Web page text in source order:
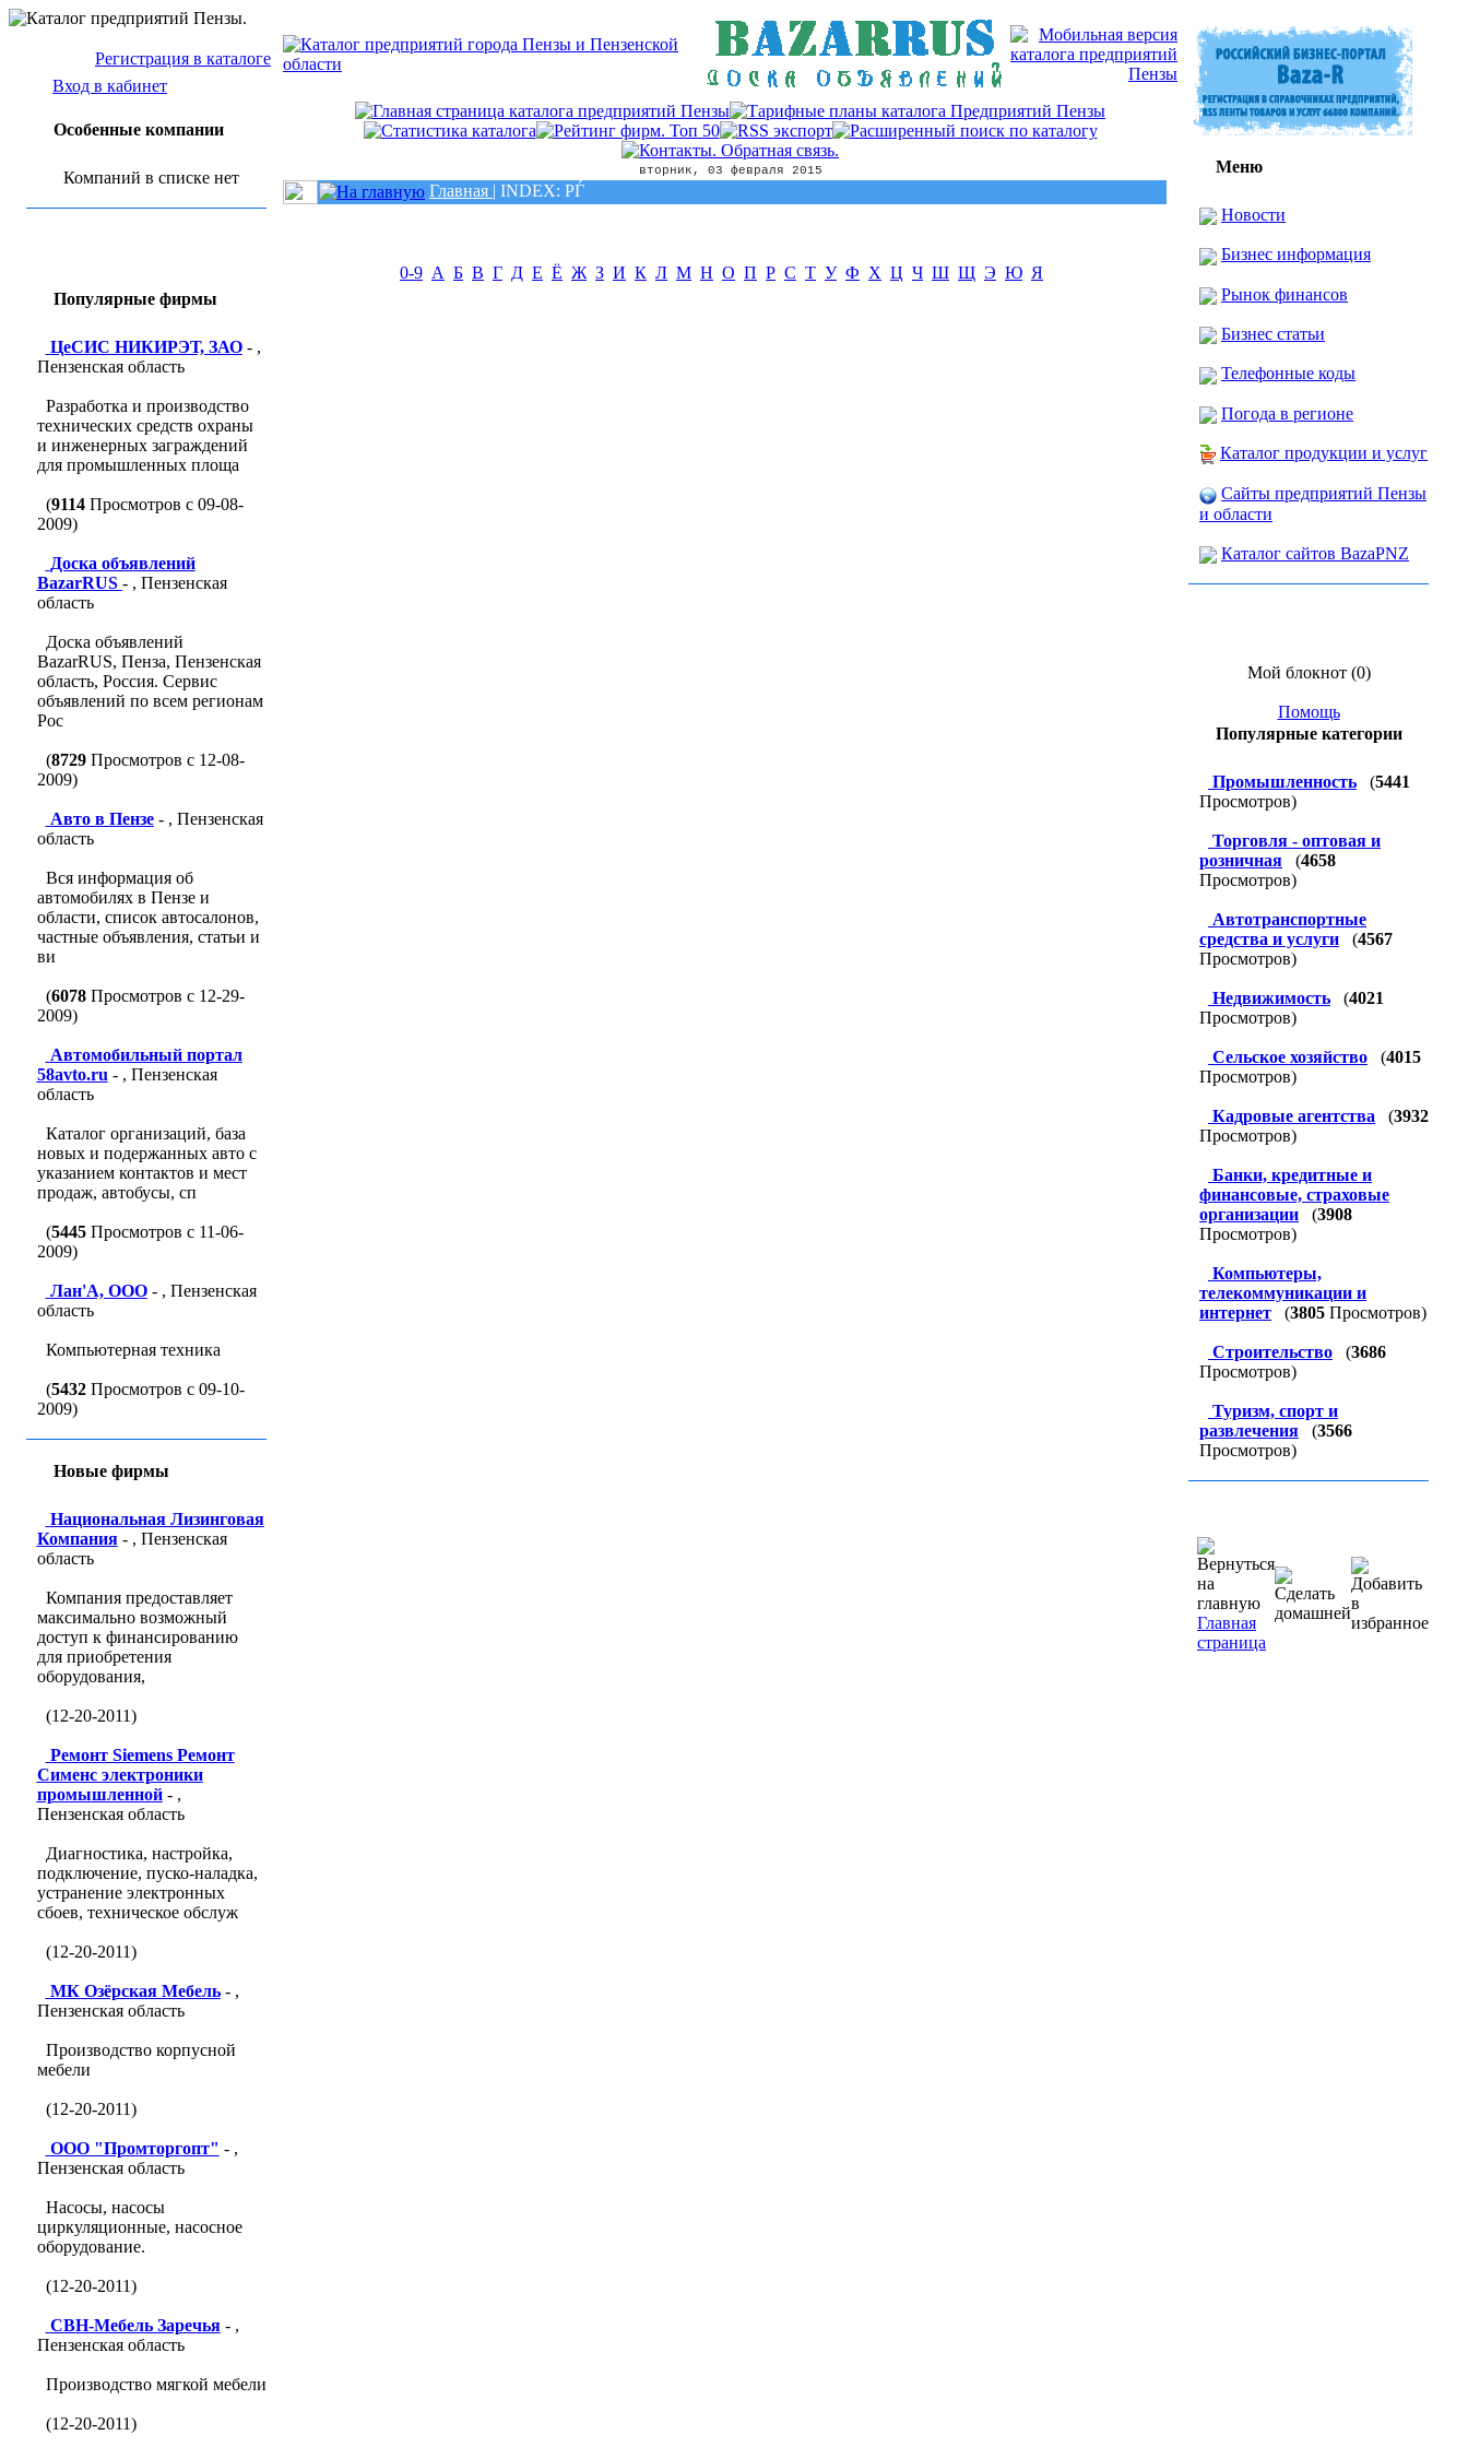
Регистрация в каталоге
Вход в кабинет
Особенные компании
Компаний в списке нет
Популярные фирмы
ЦеСИС НИКИРЭТ, ЗАО- ,
Пензенская область
Разработка и производство
технических средств охраны
и инженерных заграждений
для промышленных площа
(9114Просмотров с 09-08-
2009)
Доска объявлений
BazarRUS - , Пензенская
область
Доска объявлений
BazarRUS, Пенза, Пензенская
область, Россия. Сервис
объявлений по всем регионам
Рос
(8729Просмотров с 12-08-
2009)
Авто в Пензе- , Пензенская
область
Вся информация об
автомобилях в Пензе и
области, список автосалонов,
частные объявления, статьи и
ви
(6078Просмотров с 12-29-
2009)
Автомобильный портал
58avto.ru - , Пензенская
область
Каталог организаций, база
новых и подержанных авто с
указанием контактов и мест
продаж, автобусы, сп
(5445Просмотров с 11-06-
2009)
Лан'A, ООО- , Пензенская
область
Компьютерная техника
(5432Просмотров с 09-10-
2009)
Новые фирмы
Национальная Лизинговая
Компания- , Пензенская
область
Компания предоставляет
максимально возможный
доступ к финансированию
для приобретения
оборудования,
(12-20-2011)
Ремонт Siemens Ремонт
Сименс электроники
промышленной- ,
Пензенская область
Диагностика, настройка,
подключение, пуско-наладка,
устранение электронных
сбоев, техническое обслуж
(12-20-2011)
МК Озёрская Мебель- ,
Пензенская область
Производство корпусной
мебели
(12-20-2011)
ООО "Промторгопт" - ,
Пензенская область
Насосы, насосы
циркуляционные, насосное
оборудование.
(12-20-2011)
СВН-Мебель Заречья- ,
Пензенская область
Производство мягкой мебели
(12-20-2011)
вторник, 03 февраля 2015
Главная | INDEX: РЃ
0-9 А Б В Г Д Е Ё Ж З И К Л М Н О П Р С Т У Ф Х Ц Ч Ш Щ Э Ю Я
Меню
Новости
Бизнес информация
Рынок финансов
Бизнес статьи
Телефонные коды
Погода в регионе
Каталог продукции и услуг
Сайты предприятий Пензы
и области
Каталог сайтов BazaPNZ
Мой блокнот (0)
Помощь
Популярные категории
Промышленность (5441
Просмотров)
Торговля - оптовая и
розничная
(4658
Просмотров)
Автотранспортные
средства и услуги
(4567
Просмотров)
Недвижимость (4021
Просмотров)
Сельское хозяйство (4015
Просмотров)
Кадровые агентства (3932
Просмотров)
Банки, кредитные и
финансовые, страховые
организации
(3908
Просмотров)
Компьютеры,
телекоммуникации и
интернет
(3805 Просмотров)
Строительство (3686
Просмотров)
Туризм, спорт и
развлечения
(3566
Просмотров)
Главная
страница